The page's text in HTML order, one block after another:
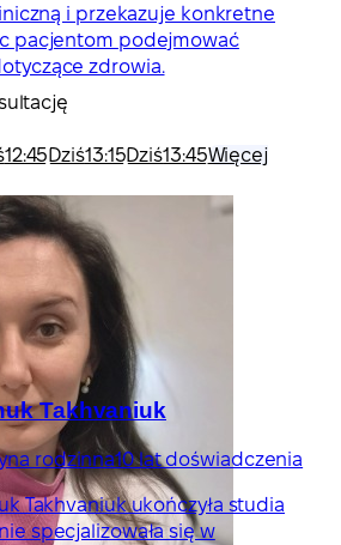
i przekazuje konkretne
pacjentom podejmować
zdrowia.
12:45Dziś13:15Dziś13:45Więcej
Takhvaniuk
rodzinna10 lat doświadczenia
Takhvaniuk ukończyła studia
specjalizowała się w